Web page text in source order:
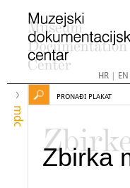
HR| EN
mdc
PRONAĐI PLAKAT
Zbirka